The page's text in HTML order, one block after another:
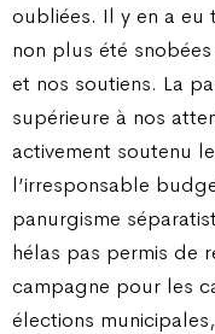
oubliées. Il y en a eu
non plus été
et nos soutiens. La
supérieure à nos
activement soutenu
l’irresponsable
panurgisme
hélas pas permis de
campagne pour les
élections